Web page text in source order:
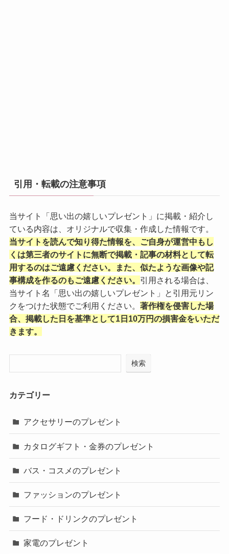
引用・転載の注意事項
当サイト「思い出の嬉しいプレゼント」に掲載・紹介し
ている内容は、オリジナルで収集・作成した情報です。
当サイトを読んで知り得た情報を、ご自身が運営中もし
くは第三者のサイトに無断で掲載・記事の材料として転
用するのはご遠慮ください。また、似たような画像や記
事構成を作るのもご遠慮ください。 引用される場合は、
当サイト名「思い出の嬉しいプレゼント」と引用元リン
クをつけた状態でご利用ください。 著作権を侵害した場
合、掲載した日を基準として1日10万円の損害金をいただ
きます。
検索
カテゴリー
アクセサリーのプレゼント
カタログギフト・金券のプレゼント
バス・コスメのプレゼント
ファッションのプレゼント
フード・ドリンクのプレゼント
家電のプレゼント